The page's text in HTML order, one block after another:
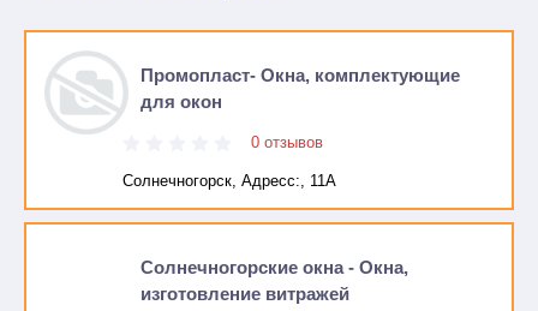
Промопласт- Окна, комплектующие
для окон
0 отзывов
Солнечногорск, Адресc:, 11А
Солнечногорские окна - Окна,
изготовление витражей